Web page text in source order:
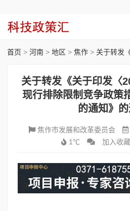
首页 > 河南 > 地区 > 焦作 > 关于转发《关于印发〈
关于转发《关于印发〈
现行排除限制竞争政策
的通知》
焦作市发展和改革委员会
1℃
加入收藏